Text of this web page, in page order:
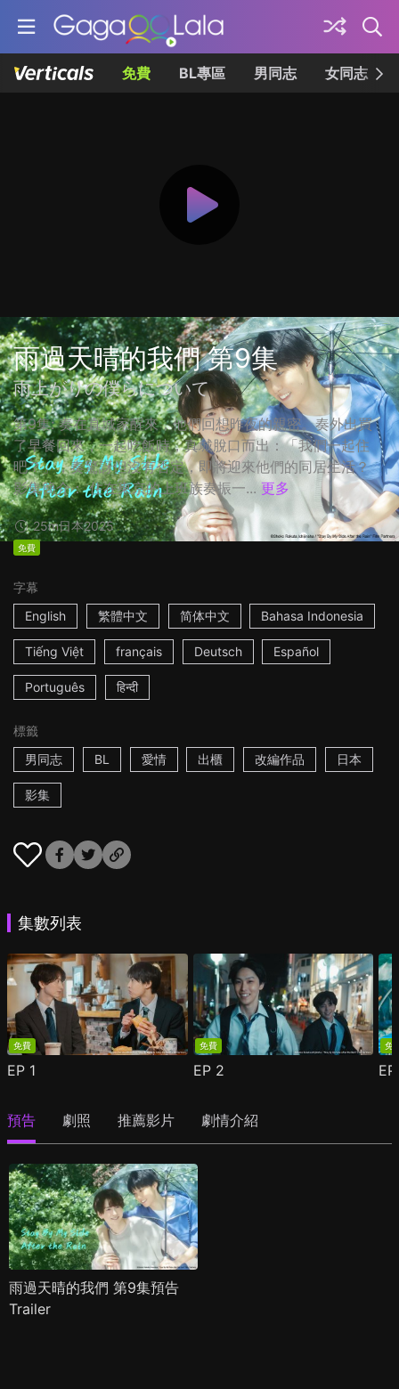
免費 BL專區 男同志 女同志
雨過天晴的我們 第9集
雨上がりの僕らについて
第9集: 奏在真城家醒來，他們回想昨夜的親密。奏外出買
了早餐回來，一起吃飯時，真城脫口而出：「我們一起住
吧？」，奏驚訝但沒有否定，即將迎來他們的同居生活？
影集簡介： 住在東京的上班族奏振一... 更多
25m日本2025
免費
字幕
English
繁體中文 简体中文 Bahasa Indonesia
Tiếng Việt français Deutsch Español
Português हिन्दी
標籤
男同志
BL 愛情 出櫃 改編作品 日本
影集
集數列表
免費
EP 1
免費
EP 2
免
預告 劇照 推薦影片 劇情介紹
雨過天晴的我們 第9集預告
Trailer